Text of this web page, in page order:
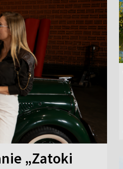
„Zatoki